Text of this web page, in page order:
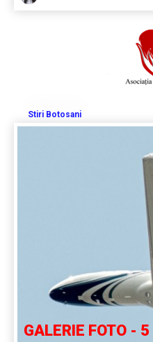
Stiri Botosani
GALERIE FOTO - 5